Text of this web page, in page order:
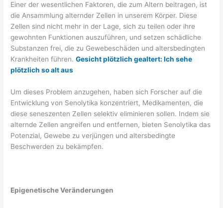
Einer der wesentlichen Faktoren, die zum Altern beitragen, ist
die Ansammlung alternder Zellen in unserem Körper. Diese
Zellen sind nicht mehr in der Lage, sich zu teilen oder ihre
gewohnten Funktionen auszuführen, und setzen schädliche
Substanzen frei, die zu Gewebeschäden und altersbedingten
Krankheiten führen.Gesicht plötzlich gealtert: Ich sehe
plötzlich so alt aus
Um dieses Problem anzugehen, haben sich Forscher auf die
Entwicklung von Senolytika konzentriert, Medikamenten, die
diese seneszenten Zellen selektiv eliminieren sollen. Indem sie
alternde Zellen angreifen und entfernen, bieten Senolytika das
Potenzial, Gewebe zu verjüngen und altersbedingte
Beschwerden zu bekämpfen.
Epigenetische Veränderungen